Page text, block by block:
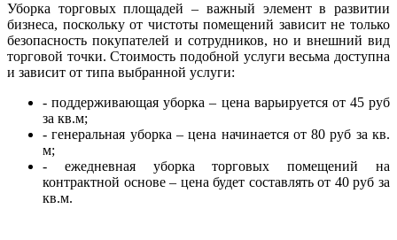
Уборка торговых площадей – важный элемент в развитии
бизнеса, поскольку от чистоты помещений зависит не только
безопасность покупателей и сотрудников, но и внешний вид
торговой точки. Стоимость подобной услуги весьма доступна
и зависит от типа выбранной услуги:
- поддерживающая уборка – цена варьируется от 45 руб
за кв.м;
- генеральная уборка – цена начинается от 80 руб за кв.
м;
- ежедневная уборка торговых помещений на
контрактной основе – цена будет составлять от 40 руб за
кв.м.